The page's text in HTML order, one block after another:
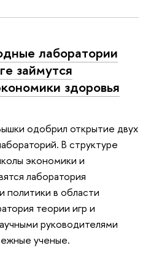
лаборатории
займутся
здоровья
одобрил открытие двух
В структуре
экономики и
лаборатория
политики в области
теории игр и
руководителями
ученые.